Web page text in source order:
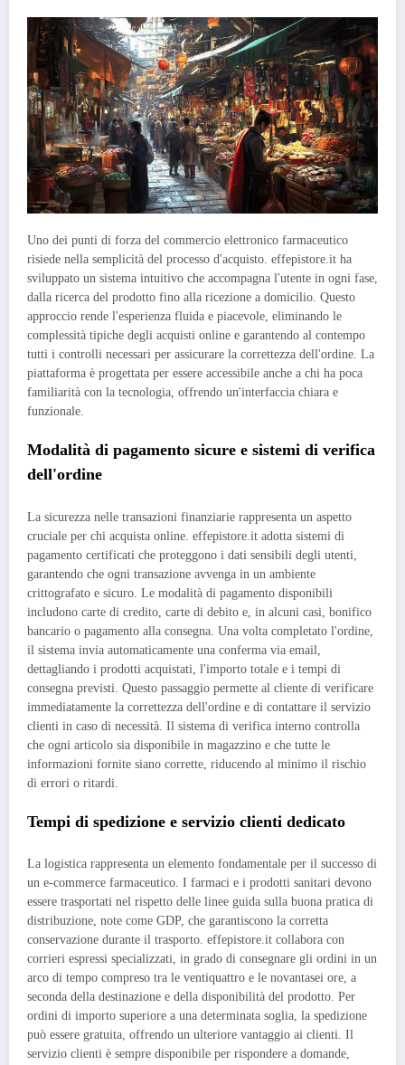
Uno dei punti di forza del commercio elettronico farmaceutico
risiede nella semplicità del processo d'acquisto. effepistore.it ha
sviluppato un sistema intuitivo che accompagna l'utente in ogni fase,
dalla ricerca del prodotto fino alla ricezione a domicilio. Questo
approccio rende l'esperienza fluida e piacevole, eliminando le
complessità tipiche degli acquisti online e garantendo al contempo
tutti i controlli necessari per assicurare la correttezza dell'ordine. La
piattaforma è progettata per essere accessibile anche a chi ha poca
familiarità con la tecnologia, offrendo un'interfaccia chiara e
funzionale.
Modalità di pagamento sicure e sistemi di verifica
dell'ordine
La sicurezza nelle transazioni finanziarie rappresenta un aspetto
cruciale per chi acquista online. effepistore.it adotta sistemi di
pagamento certificati che proteggono i dati sensibili degli utenti,
garantendo che ogni transazione avvenga in un ambiente
crittografato e sicuro. Le modalità di pagamento disponibili
includono carte di credito, carte di debito e, in alcuni casi, bonifico
bancario o pagamento alla consegna. Una volta completato l'ordine,
il sistema invia automaticamente una conferma via email,
dettagliando i prodotti acquistati, l'importo totale e i tempi di
consegna previsti. Questo passaggio permette al cliente di verificare
immediatamente la correttezza dell'ordine e di contattare il servizio
clienti in caso di necessità. Il sistema di verifica interno controlla
che ogni articolo sia disponibile in magazzino e che tutte le
informazioni fornite siano corrette, riducendo al minimo il rischio
di errori o ritardi.
Tempi di spedizione e servizio clienti dedicato
La logistica rappresenta un elemento fondamentale per il successo di
un e-commerce farmaceutico. I farmaci e i prodotti sanitari devono
essere trasportati nel rispetto delle linee guida sulla buona pratica di
distribuzione, note come GDP, che garantiscono la corretta
conservazione durante il trasporto. effepistore.it collabora con
corrieri espressi specializzati, in grado di consegnare gli ordini in un
arco di tempo compreso tra le ventiquattro e le novantasei ore, a
seconda della destinazione e della disponibilità del prodotto. Per
ordini di importo superiore a una determinata soglia, la spedizione
può essere gratuita, offrendo un ulteriore vantaggio ai clienti. Il
servizio clienti è sempre disponibile per rispondere a domande,